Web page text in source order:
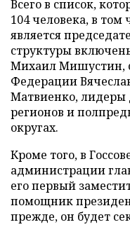
Всего в список,
104 человека, в
является
структуры
Михаил Мишустин,
Федерации
Матвиенко, лидеры
регионов и
округах.
Кроме того, в
администрации
его первый
помощник
прежде, он будет